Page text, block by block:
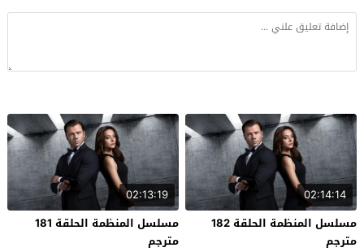
02:14:14
مسلسل المنظمة الحلقة 182
مترجم
02:13:19
مسلسل المنظمة الحلقة 181
مترجم